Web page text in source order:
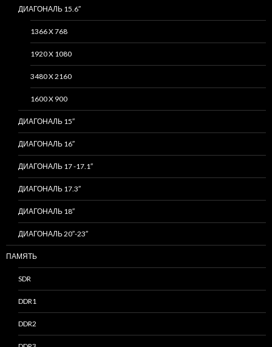
ДИАГОНАЛЬ 15.6″
1366 X 768
1920 X 1080
3480 X 2160
1600 X 900
ДИАГОНАЛЬ 15″
ДИАГОНАЛЬ 16″
ДИАГОНАЛЬ 17 -17.1″
ДИАГОНАЛЬ 17.3″
ДИАГОНАЛЬ 18″
ДИАГОНАЛЬ 20″-23″
ПАМЯТЬ
SDR
DDR1
DDR2